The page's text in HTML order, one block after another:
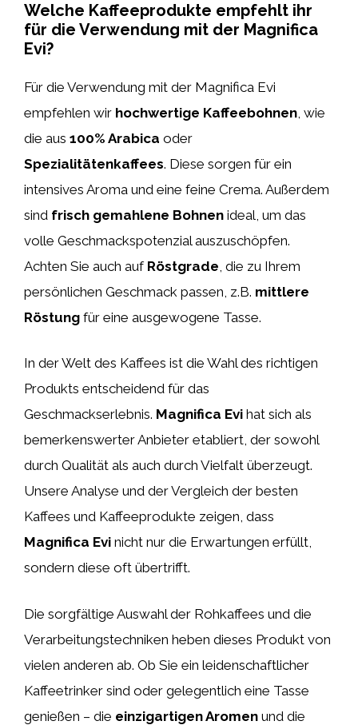
Welche Kaffeeprodukte empfehlt ihr
für die Verwendung mit der Magnifica
Evi?
Für die Verwendung mit der Magnifica Evi
empfehlen wir hochwertige Kaffeebohnen , wie
die aus 100% Arabica oder
Spezialitätenkaffees. Diese sorgen für ein
intensives Aroma und eine feine Crema. Außerdem
sind frisch gemahlene Bohnen ideal, um das
volle Geschmackspotenzial auszuschöpfen.
Achten Sie auch auf Röstgrade , die zu Ihrem
persönlichen Geschmack passen, z.B. mittlere
Röstung für eine ausgewogene Tasse.
In der Welt des Kaffees ist die Wahl des richtigen
Produkts entscheidend für das
Geschmackserlebnis. Magnifica Evi hat sich als
bemerkenswerter Anbieter etabliert, der sowohl
durch Qualität als auch durch Vielfalt überzeugt.
Unsere Analyse und der Vergleich der besten
Kaffees und Kaffeeprodukte zeigen, dass
Magnifica Evi nicht nur die Erwartungen erfüllt,
sondern diese oft übertrifft.
Die sorgfältige Auswahl der Rohkaffees und die
Verarbeitungstechniken heben dieses Produkt von
vielen anderen ab. Ob Sie ein leidenschaftlicher
Kaffeetrinker sind oder gelegentlich eine Tasse
genießen – die einzigartigen Aromen und die